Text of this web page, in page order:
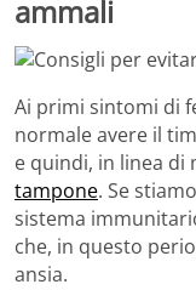
ammali
Ai primi sintomi di
normale avere il
e quindi, in linea di
tampone. Se
sistema
che, in questo
ansia.